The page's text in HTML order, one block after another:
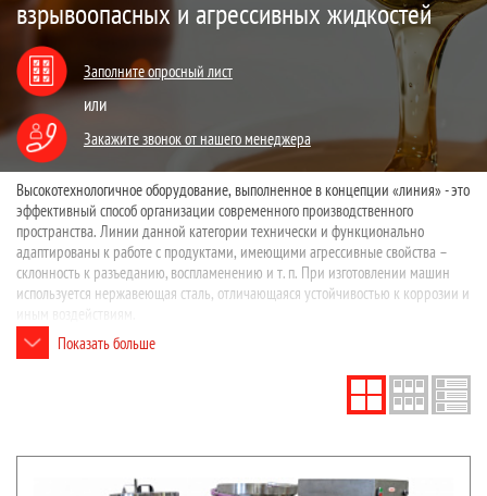
взрывоопасных и агрессивных жидкостей
Заполните опросный лист
или
Закажите звонок от нашего менеджера
Высокотехнологичное оборудование, выполненное в концепции «линия» - это
эффективный способ организации современного производственного
пространства. Линии данной категории технически и функционально
адаптированы к работе с продуктами, имеющими агрессивные свойства –
склонность к разъеданию, воспламенению и т. п. При изготовлении машин
используется нержавеющая сталь, отличающаяся устойчивостью к коррозии и
Установки демонстрируют бесперебойную работу в условиях повышенной
интенсивности. Все процессы выполняются автоматически в соответствии с
выбранным режимом работы. Компоновка линий определяется
потребностями конкретного предприятия и может включать участки мойки,
Показать больше